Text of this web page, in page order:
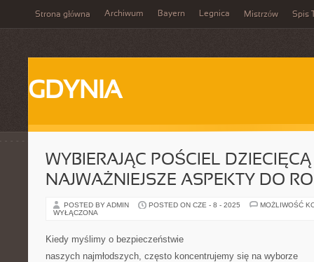
Strona główna Archiwum Bayern Legnica Mistrzów Spis
GDYNIA
WYBIERAJĄC POŚCIEL DZIECIĘCĄ
NAJWAŻNIEJSZE ASPEKTY DO
POSTED BY ADMIN POSTED ON CZE - 8 - 2025
MOŻLIWOŚĆ
WYŁĄCZONA
Kiedy myślimy o bezpieczeństwie
naszych najmłodszych, często koncentrujemy się na wyborze